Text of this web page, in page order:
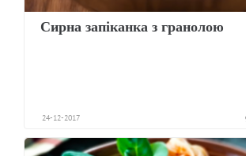
Сирна запіканка з гранолою
24-12-2017